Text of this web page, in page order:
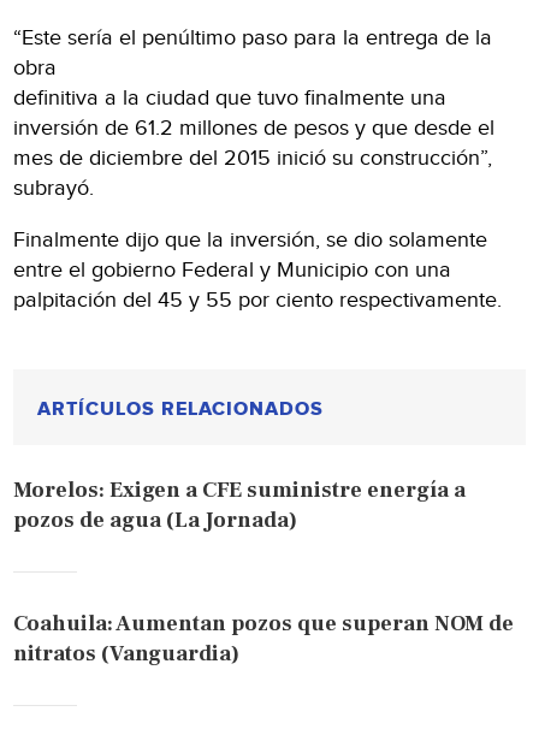
“Este sería el penúltimo paso para la entrega de la
obra
definitiva a la ciudad que tuvo finalmente una
inversión de 61.2 millones de pesos y que desde el
mes de diciembre del 2015 inició su construcción”,
subrayó.
Finalmente dijo que la inversión, se dio solamente
entre el gobierno Federal y Municipio con una
palpitación del 45 y 55 por ciento respectivamente.
ARTÍCULOS RELACIONADOS
Morelos: Exigen a CFE suministre energía a
pozos de agua (La Jornada)
Coahuila: Aumentan pozos que superan NOM de
nitratos (Vanguardia)